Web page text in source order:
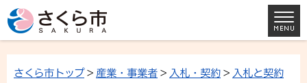
さくら市トップ> 産業・事業者 > 入札・契約 > 入札と契約